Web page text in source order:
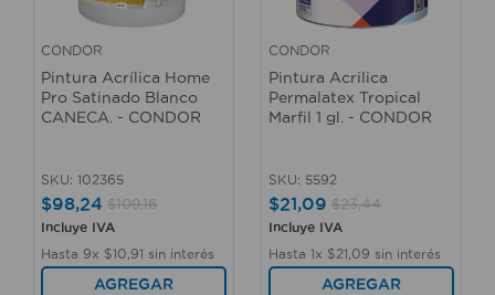
CONDOR
Pintura Acrílica Home
Pro Satinado Blanco
CANECA. - CONDOR
SKU: 102365
$98,24 $109,16
Incluye IVA
Hasta 9x $10 91 sin interés
AGREGAR
CONDOR
Pintura Acrilica
Permalatex Tropical
Marfil 1 gl. - CONDOR
SKU: 5592
$21,09 $23,44
Incluye IVA
Hasta 1x $21 09 sin interés
AGREGAR
taladro